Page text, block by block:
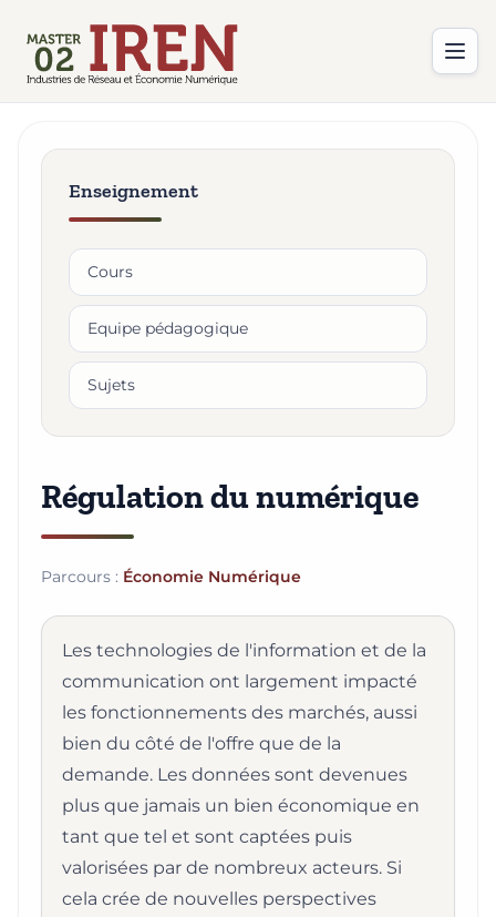
Enseignement
Cours
Equipe pédagogique
Sujets
Régulation du numérique
Parcours : Économie Numérique
Les technologies de l'information et de la
communication ont largement impacté
les fonctionnements des marchés, aussi
bien du côté de l'offre que de la
demande. Les données sont devenues
plus que jamais un bien économique en
tant que tel et sont captées puis
valorisées par de nombreux acteurs. Si
cela crée de nouvelles perspectives